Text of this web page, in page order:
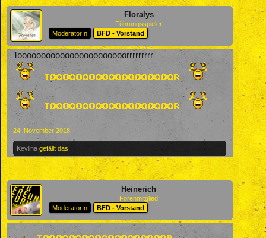
Floralys
Führungsspieler
ModeratorIn
BFD - Vorstand
Tooooooooooooooooooooooorrrrrrrrr
24. November 2018
Kevlina gefällt das.
Heinerich
Forenmitglied
ModeratorIn
BFD - Vorstand